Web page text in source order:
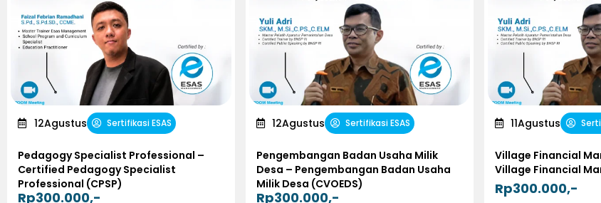
12Agustus Sertifikasi ESAS
Pedagogy Specialist Professional –
Certified Pedagogy Specialist
Professional (CPSP)
Rp300.000,-
12Agustus Sertifikasi ESAS
Pengembangan Badan Usaha Milik
Desa – Pengembangan Badan Usaha
Milik Desa (CVOEDS)
Rp300.000,-
11Agustus
Village Financial
Village Financial
Rp300.000,-